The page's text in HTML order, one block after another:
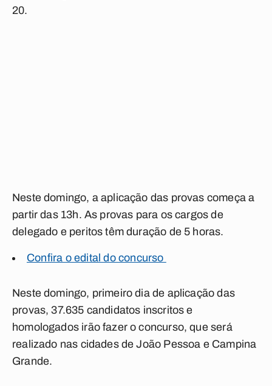
20.
Neste domingo, a aplicação das provas começa a
partir das 13h. As provas para os cargos de
delegado e peritos têm duração de 5 horas.
Confira o edital do concurso
Neste domingo, primeiro dia de aplicação das
provas, 37.635 candidatos inscritos e
homologados irão fazer o concurso, que será
realizado nas cidades de João Pessoa e Campina
Grande.